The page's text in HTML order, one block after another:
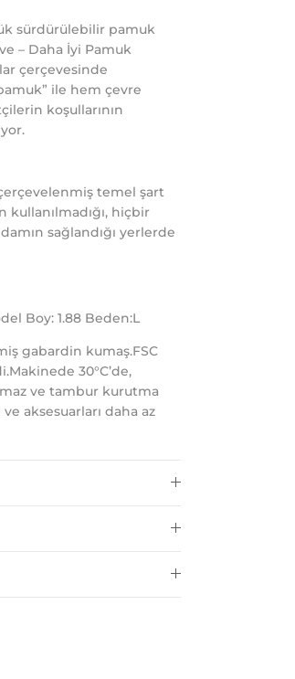
sürdürülebilir pamuk
– Daha İyi Pamuk
çerçevesinde
ile hem çevre
koşullarının
temel şart
kullanılmadığı, hiçbir
sağlandığı yerlerde
Boy: 1.88 Beden:L
gabardin kumaş.FSC
30°C’de,
ve tambur kurutma
aksesuarları daha az